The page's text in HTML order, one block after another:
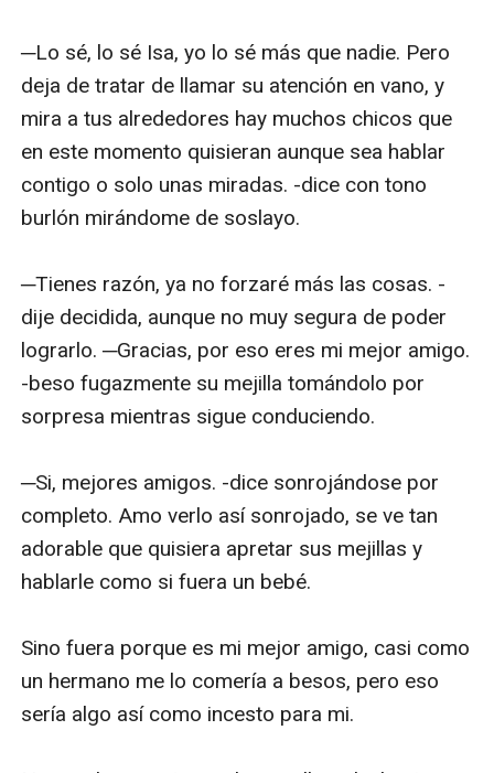
─Lo sé, lo sé Isa, yo lo sé más que nadie. Pero
deja de tratar de llamar su atención en vano, y
mira a tus alrededores hay muchos chicos que
en este momento quisieran aunque sea hablar
contigo o solo unas miradas. -dice con tono
burlón mirándome de soslayo.
─Tienes razón, ya no forzaré más las cosas. -
dije decidida, aunque no muy segura de poder
lograrlo. ─Gracias, por eso eres mi mejor amigo.
-beso fugazmente su mejilla tomándolo por
sorpresa mientras sigue conduciendo.
─Si, mejores amigos. -dice sonrojándose por
completo. Amo verlo así sonrojado, se ve tan
adorable que quisiera apretar sus mejillas y
hablarle como si fuera un bebé.
Sino fuera porque es mi mejor amigo, casi como
un hermano me lo comería a besos, pero eso
sería algo así como incesto para mi.